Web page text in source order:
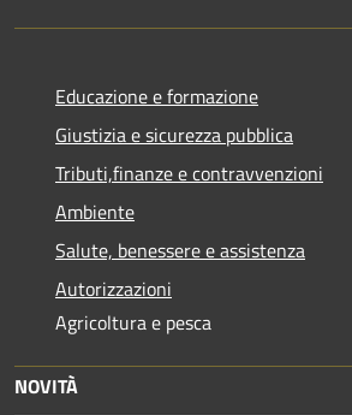
Educazione e formazione
Giustizia e sicurezza pubblica
Tributi,finanze e contravvenzioni
Ambiente
Salute, benessere e assistenza
Autorizzazioni
Agricoltura e pesca
NOVITÀ